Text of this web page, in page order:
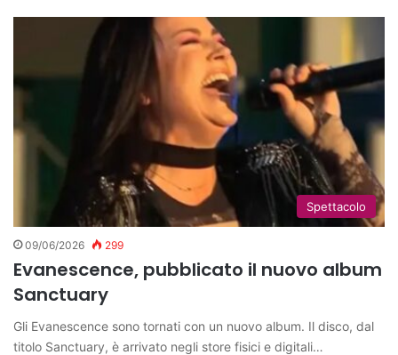
Spettacolo
09/06/2026 299
Evanescence, pubblicato il nuovo album
Sanctuary
Gli Evanescence sono tornati con un nuovo album. Il disco, dal
titolo Sanctuary, è arrivato negli store fisici e digitali…